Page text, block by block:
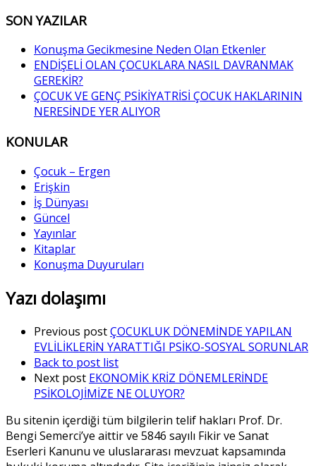
SON YAZILAR
Konuşma Gecikmesine Neden Olan Etkenler
ENDİŞELİ OLAN ÇOCUKLARA NASIL DAVRANMAK
GEREKİR?
ÇOCUK VE GENÇ PSİKİYATRİSİ ÇOCUK HAKLARININ
NERESİNDE YER ALIYOR
KONULAR
Çocuk – Ergen
Erişkin
İş Dünyası
Güncel
Yayınlar
Kitaplar
Konuşma Duyuruları
Yazı dolaşımı
Previous postÇOCUKLUK DÖNEMİNDE YAPILAN
EVLİLİKLERİN YARATTIĞI PSİKO-SOSYAL SORUNLAR
Back to post list
Next post EKONOMİK KRİZ DÖNEMLERİNDE
PSİKOLOJİMİZE NE OLUYOR?
Bu sitenin içerdiği tüm bilgilerin telif hakları Prof. Dr.
Bengi Semerci’ye aittir ve 5846 sayılı Fikir ve Sanat
Eserleri Kanunu ve uluslararası mevzuat kapsamında